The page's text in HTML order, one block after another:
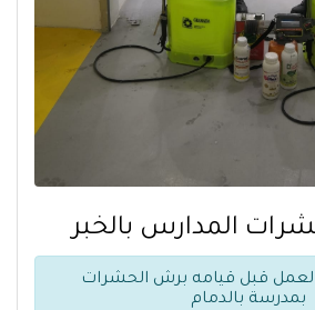
المدارس بالخبر
قبل قيامه برش الحشرات
بمدرسة بالدمام